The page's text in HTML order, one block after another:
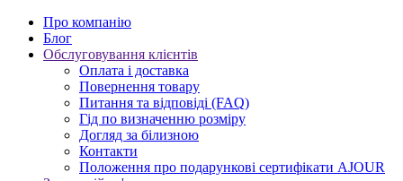
Про компанію
Блог
Обслуговування клієнтів
Оплата і доставка
Повернення товару
Питання та відповіді (FAQ)
Гід по визначенню розміру
Догляд за білизною
Контакти
Положення про подарункові сертифікати AJOUR